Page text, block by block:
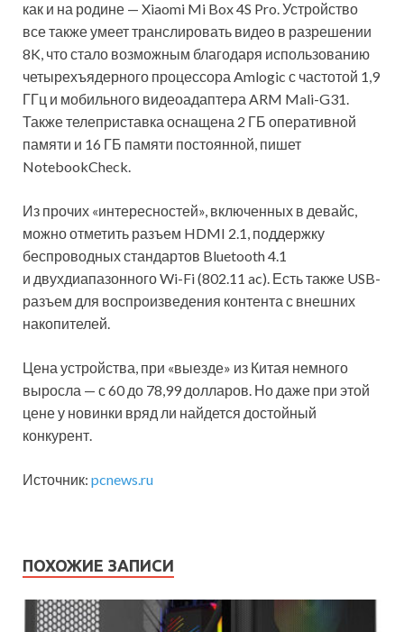
как и на родине — Xiaomi Mi Box 4S Pro. Устройство
все также умеет транслировать видео в разрешении
8K, что стало возможным благодаря использованию
четырехъядерного процессора Amlogic с частотой 1,9
ГГц и мобильного видеоадаптера ARM Mali-G31.
Также телеприставка оснащена 2 ГБ оперативной
памяти и 16 ГБ памяти постоянной, пишет
NotebookCheck.
Из прочих «интересностей», включенных в девайс,
можно отметить разъем HDMI 2.1, поддержку
беспроводных стандартов Bluetooth 4.1
и двухдиапазонного Wi-Fi (802.11 ac). Есть также USB-
разъем для воспроизведения контента с внешних
накопителей.
Цена устройства, при «выезде» из Китая немного
выросла — с 60 до 78,99 долларов. Но даже при этой
цене у новинки вряд ли найдется достойный
конкурент.
Источник: pcnews.ru
ПОХОЖИЕ ЗАПИСИ